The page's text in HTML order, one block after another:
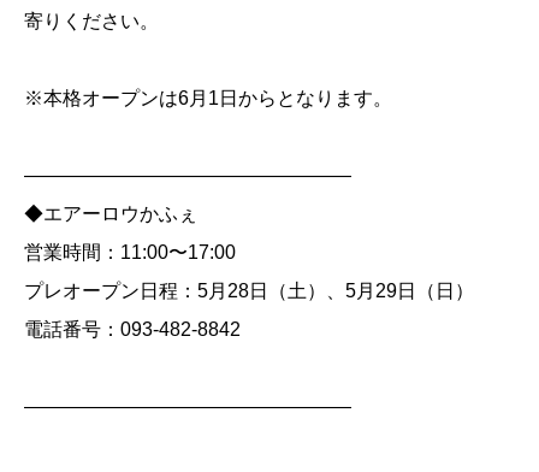
寄りください。
※本格オープンは6月1日からとなります。
―――――――――――――――――
◆エアーロウかふぇ
営業時間：11:00〜17:00
プレオープン日程：5月28日（土）、5月29日（日）
電話番号：093-482-8842
―――――――――――――――――